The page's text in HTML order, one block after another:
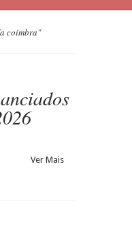
coimbra"
Ver Mais